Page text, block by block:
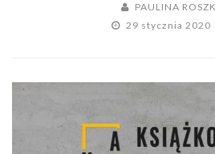
PAULINA
29 stycznia 2020